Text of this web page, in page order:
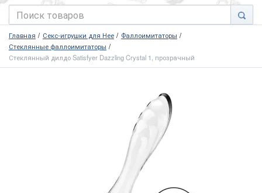
Главная Секс-игрушки для Нее
Фаллоимитаторы
Стеклянные фаллоимитаторы
Стеклянный дилдо Satisfyer Dazzling Crystal 1, прозрачный